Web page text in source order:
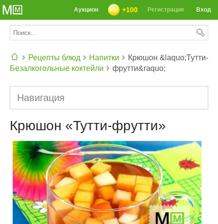
Вход
Регистрация
+100
Аукцион
Рецепты блюд
Напитки
Безалкогольные коктейли
Крюшон &laquo;Тутти-
фрутти&raquo;
Навигация
Крюшон «Тутти-фрутти»